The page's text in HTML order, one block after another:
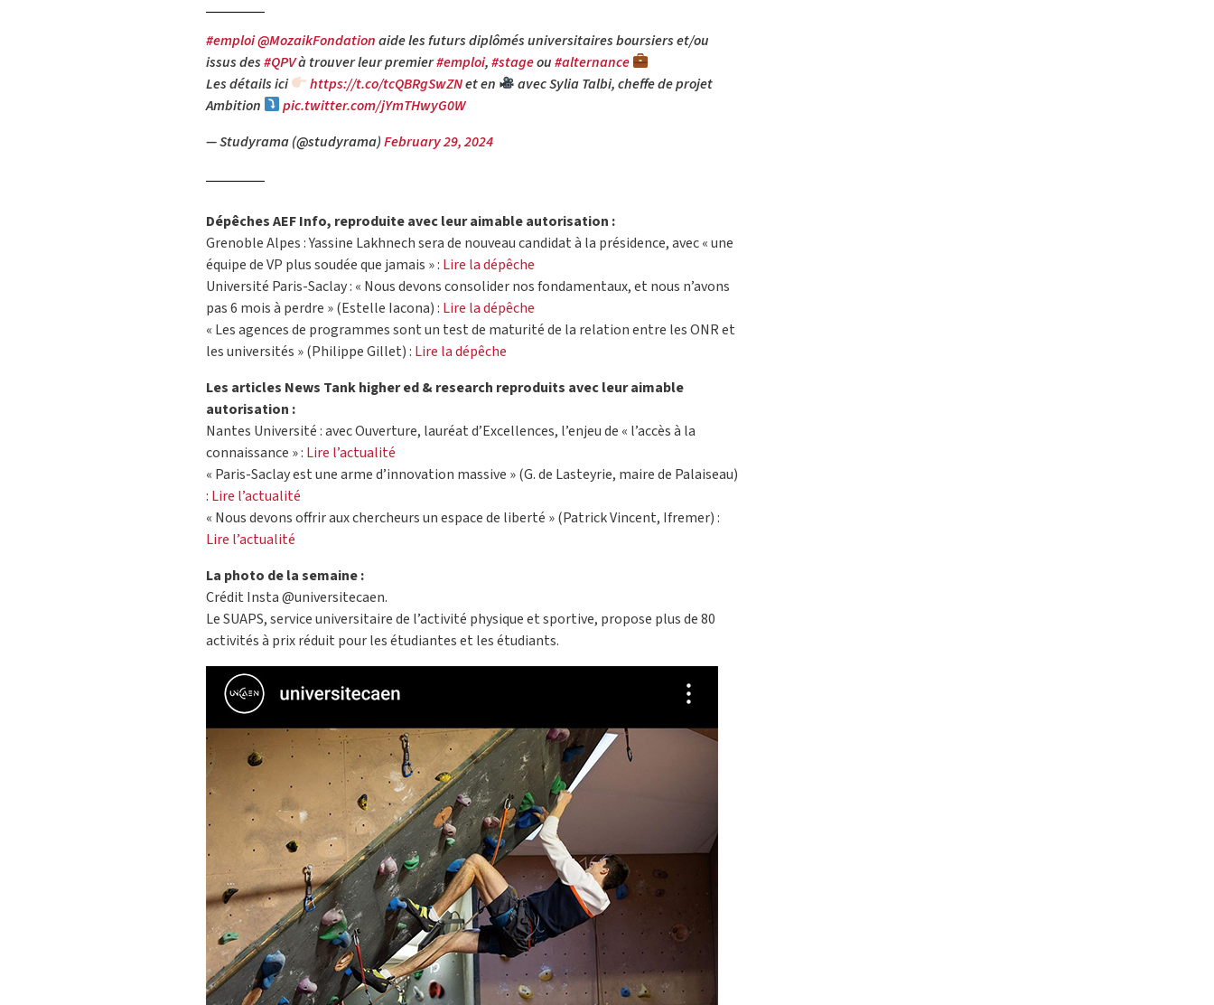
#emploi@MozaikFondationaide les futurs diplômés universitaires boursiers et/ou
issus des#QPVà trouver leur premier#emploi,#stageou#alternance
Les détails ici
https://t.co/tcQBRgSwZNet en
avec Sylia Talbi, cheffe de projet
Ambition
pic.twitter.com/jYmTHwyG0W
— Studyrama (@studyrama)February 29, 2024
Dépêches AEF Info, reproduite avec leur aimable autorisation :
Grenoble Alpes : Yassine Lakhnech sera de nouveau candidat à la présidence, avec « une
équipe de VP plus soudée que jamais » : Lire la dépêche
Université Paris-Saclay : « Nous devons consolider nos fondamentaux, et nous n’avons
pas 6 mois à perdre » (Estelle Iacona) : Lire la dépêche
« Les agences de programmes sont un test de maturité de la relation entre les ONR et
les universités » (Philippe Gillet) : Lire la dépêche
Les articles News Tank higher ed & research reproduits avec leur aimable
autorisation :
Nantes Université : avec Ouverture, lauréat d’Excellences, l’enjeu de « l’accès à la
connaissance » : Lire l’actualité
« Paris-Saclay est une arme d’innovation massive » (G. de Lasteyrie, maire de Palaiseau)
: Lire l’actualité
« Nous devons offrir aux chercheurs un espace de liberté » (Patrick Vincent, Ifremer) :
Lire l’actualité
La photo de la semaine :
Crédit Insta @universitecaen.
Le SUAPS, service universitaire de l’activité physique et sportive, propose plus de 80
activités à prix réduit pour les étudiantes et les étudiants.